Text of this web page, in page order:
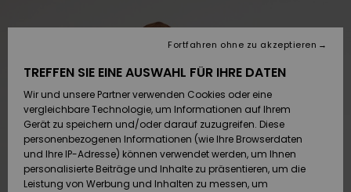
Accessoires
Schuhe&
Flip-Flops
Surf
Accessoires
Schuhe&
Flip-Flops
Surf
FRAUEN
Brandneu
Highlights
Snow
SURF
Kinder
Highlights
Community
SNOW
Snow Shop
Kinder
Snow Shop
Damen
KINDER
Outlet
Frauen
Retouren
Bezahlung
Geschenkkarte
TREFFEN SIE EINE AUSWAHL FÜR IHRE DATEN
Wir und unsere Partner verwenden Cookies oder eine
vergleichbare Technologie, um Informationen auf Ihrem
Gerät zu speichern und/oder darauf zuzugreifen. Diese
personenbezogenen Informationen (wie Ihre Browserdaten
und Ihre IP-Adresse) können verwendet werden, um Ihnen
personalisierte Beiträge und Inhalte zu präsentieren, um die
Leistung von Werbung und Inhalten zu messen, um
Fortfahren ohne zu akzeptieren